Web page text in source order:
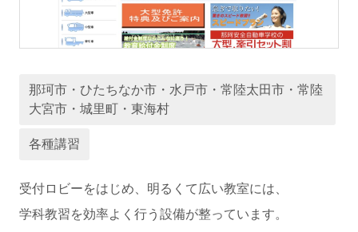
講習トピックス
那珂市・ひたちなか市・水戸市・常陸太田市・常陸
大宮市・城里町・東海村
各種講習
受付ロビーをはじめ、明るくて広い教室には、
学科教習を効率よく行う設備が整っています。